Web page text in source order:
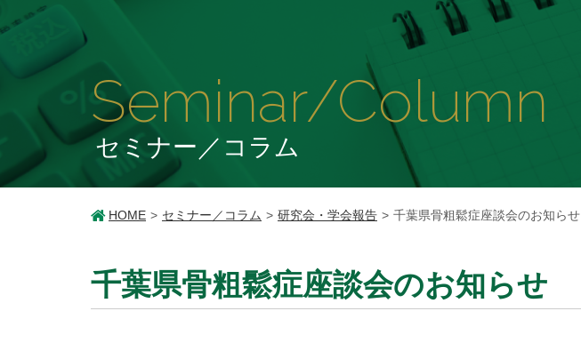
Seminar/Column
セミナー／コラム
HOME セミナー／コラム 研究会・学会報告 千葉県骨粗鬆症座談会のお知らせ
千葉県骨粗鬆症座談会のお知らせ